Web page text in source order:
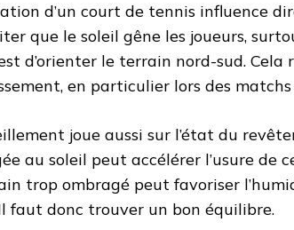
d’un court de tennis influence
que le soleil gêne les joueurs,
d’orienter le terrain nord-sud.
en particulier lors des
joue aussi sur l’état du
au soleil peut accélérer l’usure de
trop ombragé peut favoriser
faut donc trouver un bon équilibre.